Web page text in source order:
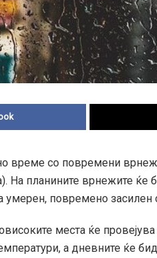
време со повремени
На планините врнежите ќе
умерен, повремено
места ќе
а дневните ќе